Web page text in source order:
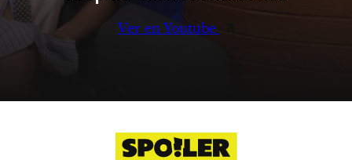
Ver en Youtube